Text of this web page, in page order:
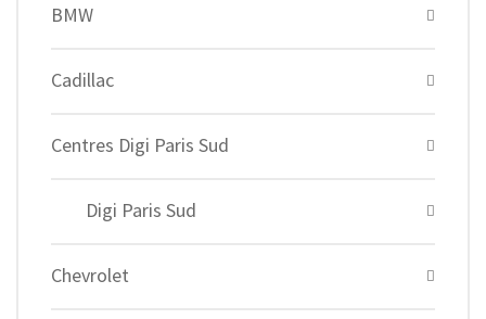
BMW
Cadillac
Centres Digi Paris Sud
Digi Paris Sud
Chevrolet